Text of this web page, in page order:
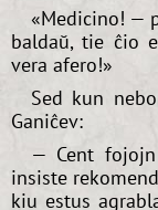
«Medicino! —
baldaŭ, tie ĉio
vera afero!»
Sed kun
Ganiĉev:
— Cent
insiste
kiu estus